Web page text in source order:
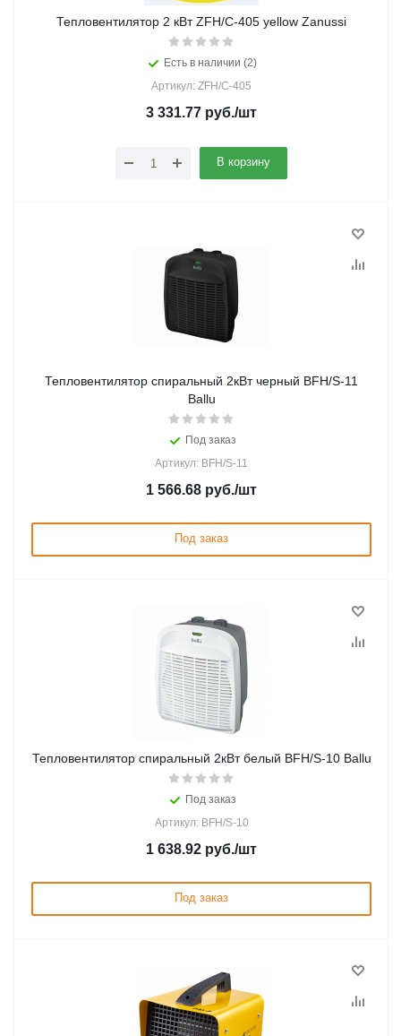
Тепловентилятор 2 кВт ZFH/C-405 yellow Zanussi
Есть в наличии (2)
Артикул: ZFH/C-405
3 331.77 руб./шт
В корзину
Тепловентилятор спиральный 2кВт черный BFH/S-11
Ballu
Под заказ
Артикул: BFH/S-11
1 566.68 руб./шт
Под заказ
Тепловентилятор спиральный 2кВт белый BFH/S-10 Ballu
Под заказ
Артикул: BFH/S-10
1 638.92 руб./шт
Под заказ